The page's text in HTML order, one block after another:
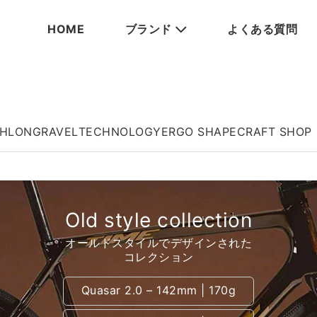
HOME ブランド よくある質問
GRAVELTECHNOLOGYERGO SHAPECRAFT SHOP
Old style collection
オールドスタイルでデザインされた
コレクション
Quasar 2.0 – 142mm | 170g